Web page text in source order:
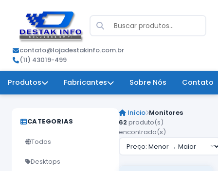
contato@lojadestakinfo.com.br
(11) 43019-499
Produtos Fabricantes Sobre Nós Contato
CATEGORIAS
Todas
Desktops
Início Monitores
62 produto(s)
encontrado(s)